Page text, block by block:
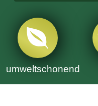
umweltschonend